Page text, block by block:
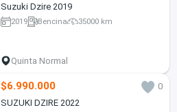
Suzuki Dzire 2019
2019 Bencina 35000 km
Quinta Normal
$6.990.000
0
SUZUKI DZIRE 2022